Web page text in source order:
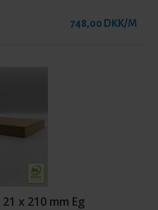
748,00 DKK/M
x 210 mm Eg